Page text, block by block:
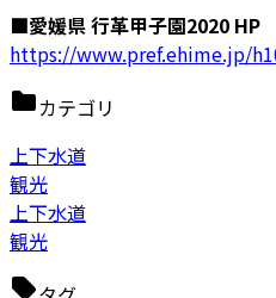
■愛媛県 行革甲子園2020 HP
https://www.pref.ehime.jp/
カテゴリ
上下水道
観光
上下水道
観光